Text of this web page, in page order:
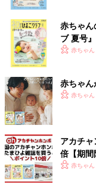
赤ちゃ
ブ 夏号
く！ お
赤ちゃ
赤ちゃん
赤ちゃ
アカチ
倍【期間
赤ちゃ